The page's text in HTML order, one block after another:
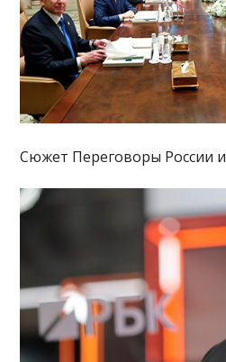
Сюжет Переговоры России